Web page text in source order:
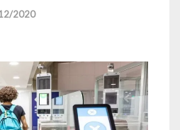
2020